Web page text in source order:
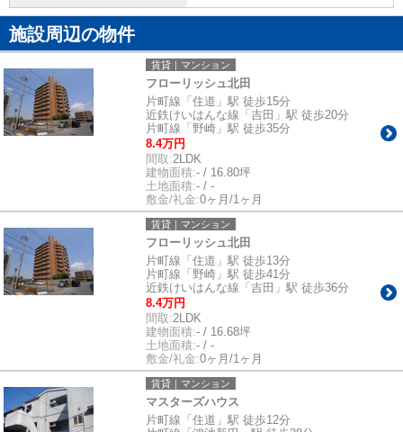
施設周辺の物件
賃貸｜マンション
フローリッシュ北田
片町線「住道」駅 徒歩15分
近鉄けいはんな線「吉田」駅 徒歩20分
片町線「野崎」駅 徒歩35分
8.4万円
間取:2LDK
建物面積:- / 16.80坪
土地面積:- / -
敷金/礼金:0ヶ月/1ヶ月
賃貸｜マンション
フローリッシュ北田
片町線「住道」駅 徒歩13分
片町線「野崎」駅 徒歩41分
近鉄けいはんな線「吉田」駅 徒歩36分
8.4万円
間取:2LDK
建物面積:- / 16.68坪
土地面積:- / -
敷金/礼金:0ヶ月/1ヶ月
賃貸｜マンション
マスターズハウス
片町線「住道」駅 徒歩12分